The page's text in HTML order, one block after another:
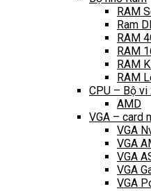
RAM
Ram
RAM
RAM
RAM
RAM
CPU – Bộ
AMD
VGA – card
VGA
VGA
VGA
VGA
VGA